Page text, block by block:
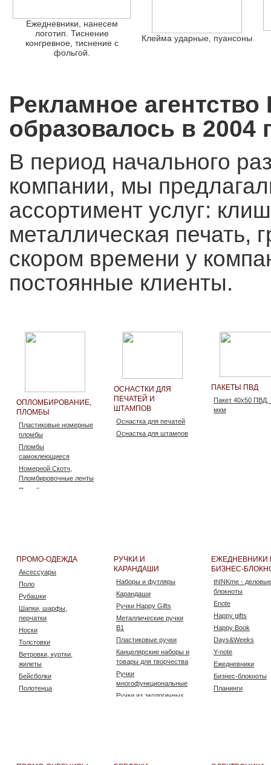
Ежедневники, нанесем
логотип. Тиснение
конгревное, тиснение с
фольгой.
Клейма ударные, пуансоны
Рекламное
образовалось в 2004
В период начального
компании, мы
ассортимент услуг:
металлическая печать,
скором времени у
постоянные клиенты.
ОПЛОМБИРОВАНИЕ,
ПЛОМБЫ
Пластиковые номерные
пломбы
Пломбы
самоклеющиеся
Номерной Скотч,
Пломбировочные ленты
Пломбы для
Опечатывающее
ключей
ОСНАСТКИ ДЛЯ
ПЕЧАТЕЙ И
ШТАМПОВ
Оснастка для печатей
Оснастка для штампов
ПАКЕТЫ ПВД
Пакет 40х50 ПВД,
мкм
ПРОМО-ОДЕЖДА
Аксессуары
Поло
Рубашки
Шапки, шарфы,
перчатки
Носки
Толстовки
Ветровки, куртки,
жилеты
Бейсболки
Полотенца
РУЧКИ И
КАРАНДАШИ
Наборы и футляры
Карандаши
Ручки Happy Gifts
Металлические ручки
B1
Пластиковые ручки
Канцелярские наборы и
товары для творчества
Ручки
многофункциональные
Ручки из экологичных
ЕЖЕДНЕВНИКИ
БИЗНЕС-
thINKme - деловые
блокноты
Enote
Happy gifts
Happy Book
Days&Weeks
Y-note
Ежедневники
Бизнес-блокноты
Планинги